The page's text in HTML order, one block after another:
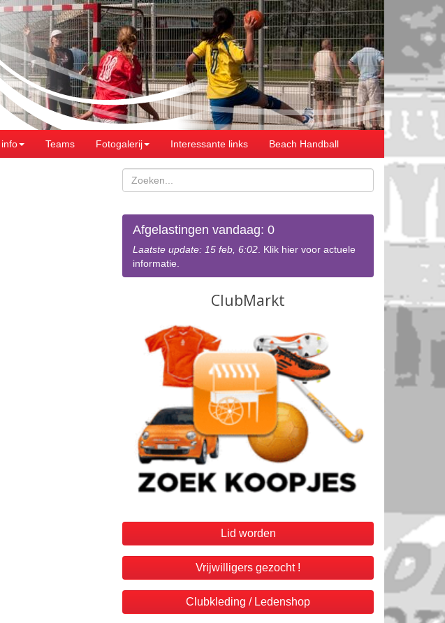
Teams Fotogalerij Interessante links Beach Handball
Afgelastingen vandaag: 0
Laatste update: 15 feb, 6:02 . Klik hier voor actuele
informatie.
Lid worden
Vrijwilligers gezocht !
Clubkleding / Ledenshop